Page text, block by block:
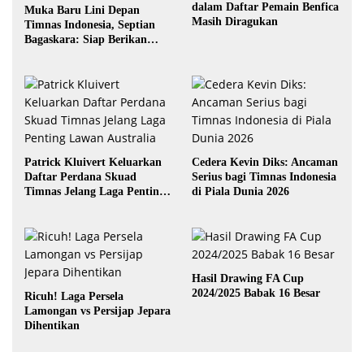
Muka Baru Lini Depan
Timnas Indonesia, Septian
Bagaskara: Siap Berikan
dalam Daftar Pemain Benfica
Masih Diragukan
Patrick Kluivert Keluarkan
Daftar Perdana Skuad
Timnas Jelang Laga Penting
Cedera Kevin Diks: Ancaman
Serius bagi Timnas Indonesia
di Piala Dunia 2026
Ricuh! Laga Persela
Lamongan vs Persijap Jepara
Dihentikan
Hasil Drawing FA Cup
2024/2025 Babak 16 Besar